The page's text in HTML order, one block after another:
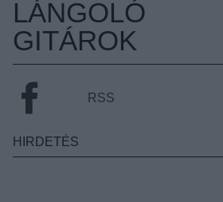
LÁNGOLÓ
GITÁROK
RSS
HIRDETÉS